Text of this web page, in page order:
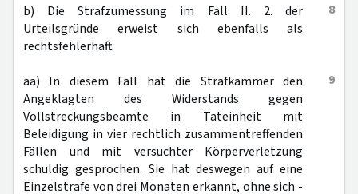
8
b) Die Strafzumessung im Fall II. 2. der
Urteilsgründe erweist sich ebenfalls als
rechtsfehlerhaft.
9
aa) In diesem Fall hat die Strafkammer den
Angeklagten des Widerstands gegen
Vollstreckungsbeamte in Tateinheit mit
Beleidigung in vier rechtlich zusammentreffenden
Fällen und mit versuchter Körperverletzung
schuldig gesprochen. Sie hat deswegen auf eine
Einzelstrafe von drei Monaten erkannt, ohne sich -